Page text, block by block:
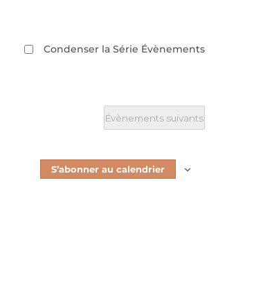
Condenser la Série Évènements
Évènements suivants
S’abonner au calendrier